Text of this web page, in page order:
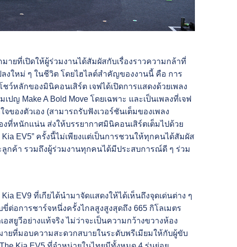
ายที่เปิดให้ผู้ร่วมงานได้สัมผัสกับเรื่องราวความกล้าที่
งใหม่ ๆ ในชีวิต โดยไฮไลต์สำคัญของงานนี้ คือ การ
ชว์หลักของมินิคอนเสิร์ต เจฟได้เปิดการแสดงด้วยเพลง
ปญ Make A Bold Move โดยเฉพาะ และเป็นเพลงที่เจฟ
ของตัวเอง (สามารถรับฟังเวอร์ชันเต็มของเพลง
งที่หนักแน่น ส่งให้บรรยากาศมินิคอนเสิร์ตเต็มไปด้วย
EV5” ครั้งนี้ไม่เพียงแต่เป็นการชวนให้ทุกคนได้สัมผัส
ลูกค้า รวมถึงผู้ร่วมงานทุกคนได้มีประสบการณ์ดี ๆ ร่วม
EV9 ที่เกียได้นำมาจัดแสดงให้ได้เห็นถึงจุดเด่นต่าง ๆ
ต่อการชาร์จหนึ่งครั้งไกลสูงสูงสุดถึง 665 กิโลเมตร
สยูวีอย่างแท้จริง ไม่ว่าจะเป็นความกว้างขวางห้อง
ยที่มอบความสะดวกสบายในระดับพรีเมียมให้กับผู้ขับ